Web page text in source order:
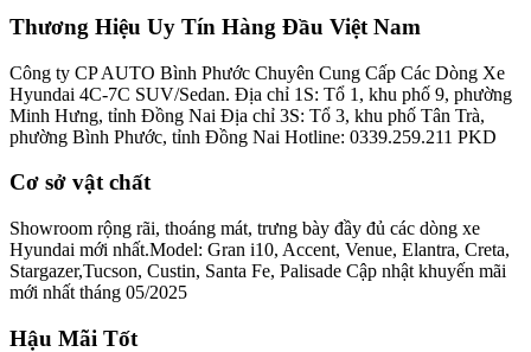
Thương Hiệu Uy Tín Hàng Đầu Việt Nam
Công ty CP AUTO Bình Phước Chuyên Cung Cấp Các Dòng Xe
Hyundai 4C-7C SUV/Sedan. Địa chỉ 1S: Tổ 1, khu phố 9, phường
Minh Hưng, tỉnh Đồng Nai Địa chỉ 3S: Tổ 3, khu phố Tân Trà,
phường Bình Phước, tỉnh Đồng Nai Hotline: 0339.259.211 PKD
Cơ sở vật chất
Showroom rộng rãi, thoáng mát, trưng bày đầy đủ các dòng xe
Hyundai mới nhất.Model: Gran i10, Accent, Venue, Elantra, Creta,
Stargazer,Tucson, Custin, Santa Fe, Palisade Cập nhật khuyến mãi
mới nhất tháng 05/2025
Hậu Mãi Tốt